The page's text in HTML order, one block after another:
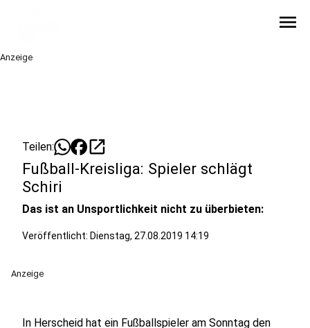
menu
Anzeige
Teilen: open_in_new
Fußball-Kreisliga: Spieler schlägt
Schiri
Das ist an Unsportlichkeit nicht zu überbieten:
Veröffentlicht: Dienstag, 27.08.2019 14:19
Anzeige
In Herscheid hat ein Fußballspieler am Sonntag den